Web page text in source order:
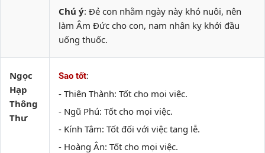
Chú ý: Đẻ con nhằm ngày này khó nuôi, nên
làm Âm Đức cho con, nam nhân kỵ khởi đầu
uống thuốc.
Ngọc
Hạp
Thông
Thư
Sao tốt:
- Thiên Thành: Tốt cho mọi việc.
- Ngũ Phú: Tốt cho mọi việc.
- Kính Tâm: Tốt đối với việc tang lễ.
- Hoàng Ân: Tốt cho mọi việc.